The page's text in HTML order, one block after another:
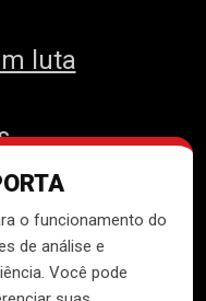
o funcionamento do
de análise e
Você pode
luta